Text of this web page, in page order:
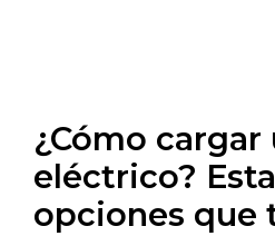
¿Cómo cargar
eléctrico?
opciones que